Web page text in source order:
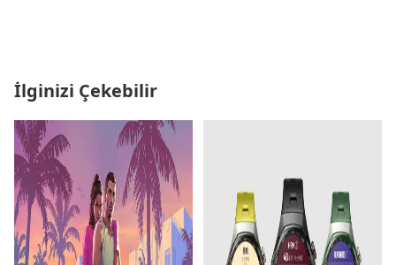
İlginizi Çekebilir